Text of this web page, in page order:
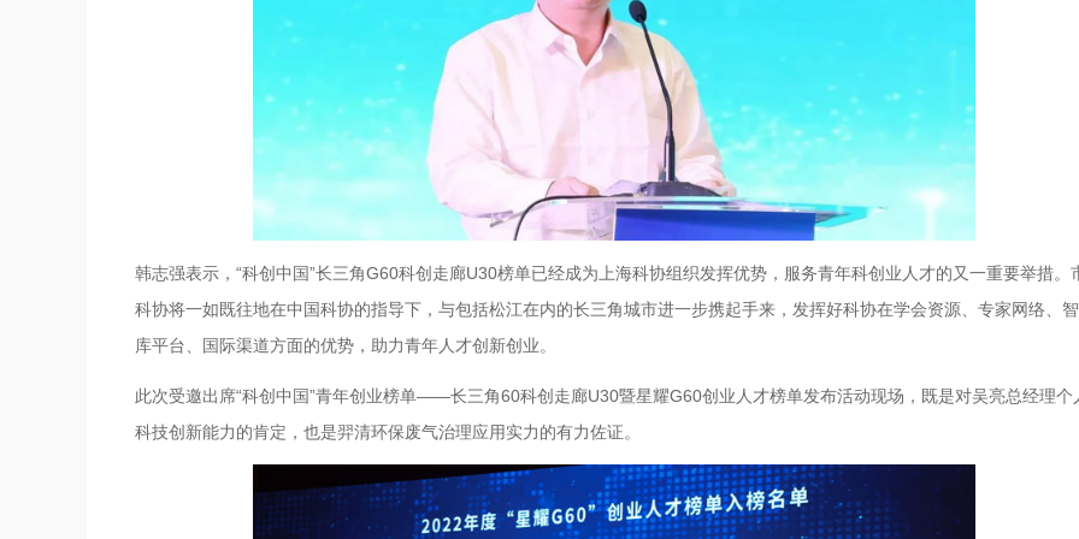
韩志强表示，“科创中国”长三角G60科创走廊U30榜单已经成为上海科协组织发挥优势，服务青年科创业人才的又一重要举措。
科协将一如既往地在中国科协的指导下，与包括松江在内的长三角城市进一步携起手来，发挥好科协在学会资源、专家网络、智
库平台、国际渠道方面的优势，助力青年人才创新创业。
此次受邀出席“科创中国”青年创业榜单——长三角60科创走廊U30暨星耀G60创业人才榜单发布活动现场，既是对吴亮总经理个
科技创新能力的肯定，也是羿清环保废气治理应用实力的有力佐证。